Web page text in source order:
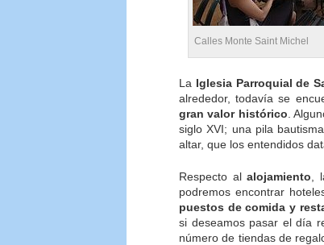
Calles Monte Saint Michel
La Iglesia Parroquial de
alrededor, todavía se
gran valor histórico .
siglo XVI; una pila
altar, que los entendidos
Respecto alalojamiento ,
podremos encontrar
puestos de comida y
si deseamos pasar el día
número de tiendas de